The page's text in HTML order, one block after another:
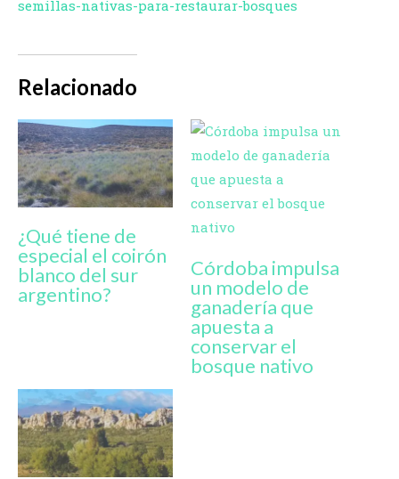
semillas-nativas-para-restaurar-bosques
Relacionado
¿Qué tiene de
especial el coirón
blanco del sur
argentino?
Córdoba impulsa
un modelo de
ganadería que
apuesta a
conservar el
bosque nativo